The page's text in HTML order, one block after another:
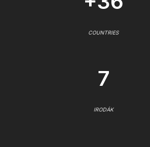
COUNTRIES
7
IRODÁK